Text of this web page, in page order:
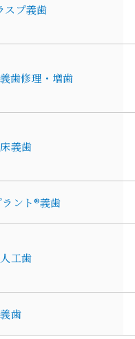
スプ義歯
歯修理・増歯
義歯
ラント®義歯
工歯
歯